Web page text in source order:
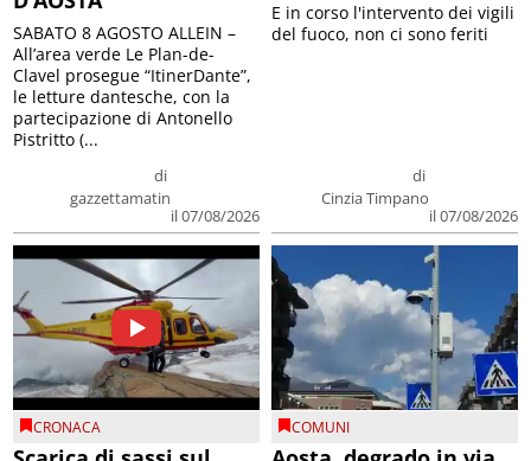
di
gazzettamatin
il 07/08/2026
SABATO 8 AGOSTO ALLEIN –
All’area verde Le Plan-de-
Clavel prosegue “ItinerDante”,
le letture dantesche, con la
partecipazione di Antonello
Pistritto (...
di
Cinzia Timpano
il 07/08/2026
E in corso l'intervento dei vigili
del fuoco, non ci sono feriti
CRONACA COMUNI